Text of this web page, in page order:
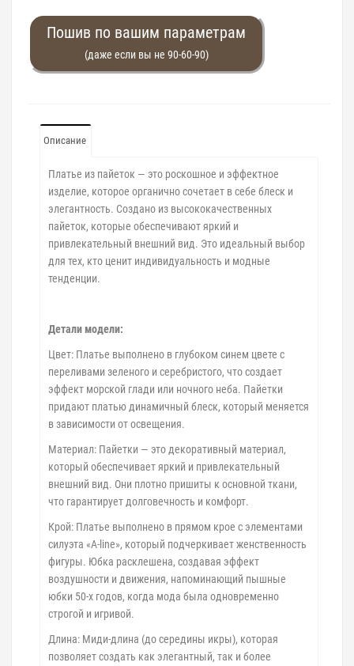
Пошив по вашим параметрам
(даже если вы не 90-60-90)
Описание
Платье из пайеток — это роскошное и эффектное
изделие, которое органично сочетает в себе блеск и
элегантность. Создано из высококачественных
пайеток, которые обеспечивают яркий и
привлекательный внешний вид. Это идеальный выбор
для тех, кто ценит индивидуальность и модные
тенденции.
Детали модели:
Цвет: Платье выполнено в глубоком синем цвете с
переливами зеленого и серебристого, что создает
эффект морской глади или ночного неба. Пайетки
придают платью динамичный блеск, который меняется
в зависимости от освещения.
Материал: Пайетки — это декоративный материал,
который обеспечивает яркий и привлекательный
внешний вид. Они плотно пришиты к основной ткани,
что гарантирует долговечность и комфорт.
Крой: Платье выполнено в прямом крое с элементами
силуэта «A-line», который подчеркивает женственность
фигуры. Юбка расклешена, создавая эффект
воздушности и движения, напоминающий пышные
юбки 50-х годов, когда мода была одновременно
строгой и игривой.
Длина: Миди-длина (до середины икры), которая
позволяет создать как элегантный, так и более